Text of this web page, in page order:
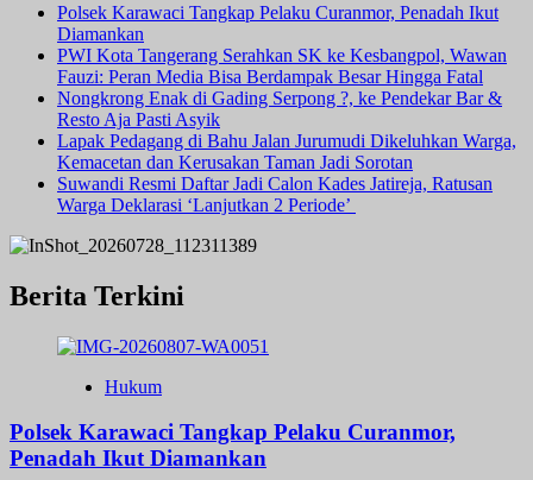
Polsek Karawaci Tangkap Pelaku Curanmor, Penadah Ikut
Diamankan
PWI Kota Tangerang Serahkan SK ke Kesbangpol, Wawan
Fauzi: Peran Media Bisa Berdampak Besar Hingga Fatal
Nongkrong Enak di Gading Serpong ?, ke Pendekar Bar &
Resto Aja Pasti Asyik
Lapak Pedagang di Bahu Jalan Jurumudi Dikeluhkan Warga,
Kemacetan dan Kerusakan Taman Jadi Sorotan
Suwandi Resmi Daftar Jadi Calon Kades Jatireja, Ratusan
Warga Deklarasi ‘Lanjutkan 2 Periode’
Berita Terkini
Hukum
Polsek Karawaci Tangkap Pelaku Curanmor,
Penadah Ikut Diamankan